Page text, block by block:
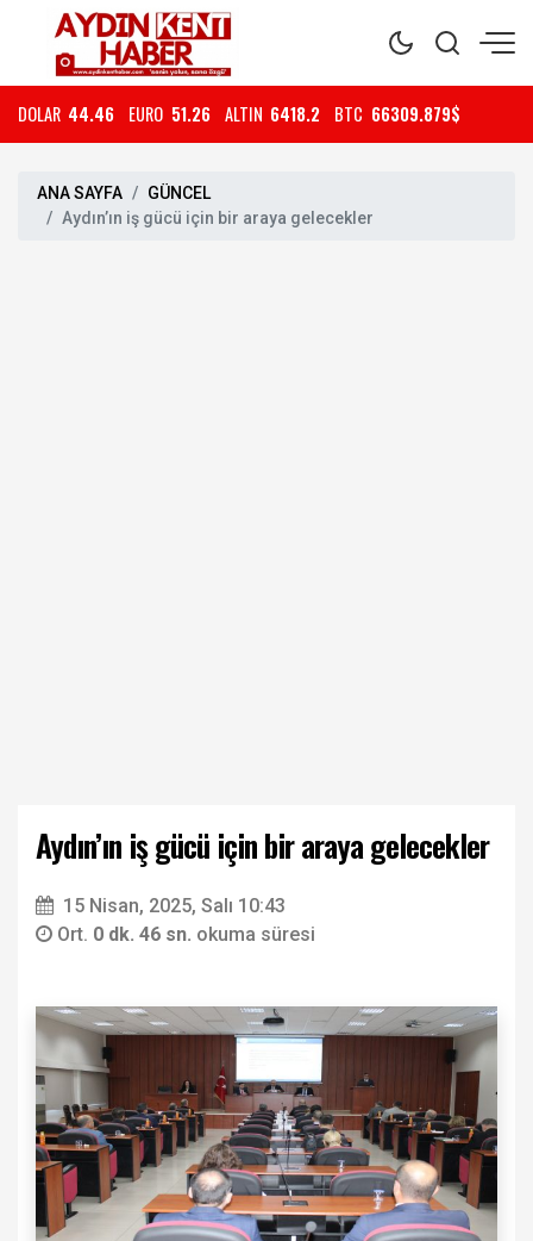
DOLAR 44.46 EURO 51.26 ALTIN 6418.2 BTC 66309.879$
ANA SAYFA
GÜNCEL
Aydın’ın iş gücü için bir araya gelecekler
Aydın’ın iş gücü için bir araya gelecekler
15 Nisan, 2025, Salı 10:43
Ort. 0 dk. 46 sn. okuma süresi